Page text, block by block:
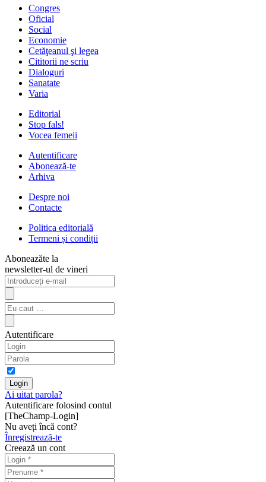
Congres
Oficial
Social
Economie
Cetăţeanul şi legea
Cititorii ne scriu
Dialoguri
Sanatate
Varia
Editorial
Stop fals!
Vocea femeii
Autentificare
Abonează-te
Arhiva
Despre noi
Contacte
Politica editorială
Termeni și condiții
Aboneazăte la
newsletter-ul de vineri
Autentificare
Ai uitat parola?
Autentificare folosind contul
[TheChamp-Login]
Nu aveți încă cont?
Înregistrează-te
Creează un cont